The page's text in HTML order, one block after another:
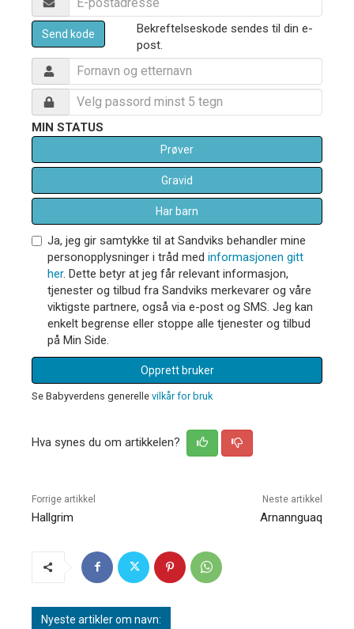
Send kode
Bekreftelseskode sendes til din e-
post.
MIN STATUS
Prøver
Gravid
Har barn
Ja, jeg gir samtykke til at Sandviks behandler mine
personopplysninger i tråd med informasjonen gitt
her. Dette betyr at jeg får relevant informasjon,
tjenester og tilbud fra Sandviks merkevarer og våre
viktigste partnere, også via e-post og SMS. Jeg kan
enkelt begrense eller stoppe alle tjenester og tilbud
på Min Side.
Opprett bruker
Se Babyverdens generelle vilkår for bruk
Hva synes du om artikkelen?
Forrige artikkel
Hallgrim
Neste artikkel
Arnannguaq
Nyeste artikler om navn: